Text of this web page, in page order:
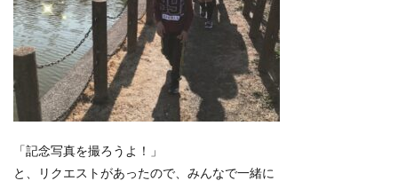
「記念写真を撮ろうよ！」
と、リクエストがあったので、みんなで一緒に